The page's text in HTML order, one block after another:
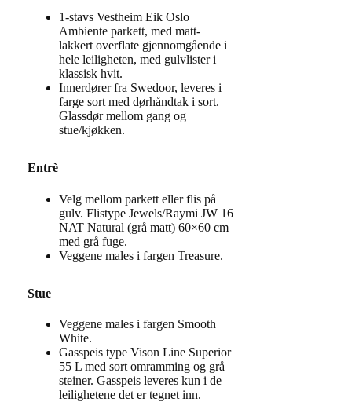
1-stavs Vestheim Eik Oslo
Ambiente parkett, med matt-
lakkert overflate gjennomgående i
hele leiligheten, med gulvlister i
klassisk hvit.
Innerdører fra Swedoor, leveres i
farge sort med dørhåndtak i sort.
Glassdør mellom gang og
stue/kjøkken.
Entrè
Velg mellom parkett eller flis på
gulv. Flistype Jewels/Raymi JW 16
NAT Natural (grå matt) 60×60 cm
med grå fuge.
Veggene males i fargen Treasure.
Stue
Veggene males i fargen Smooth
White.
Gasspeis type Vison Line Superior
55 L med sort omramming og grå
steiner. Gasspeis leveres kun i de
leilighetene det er tegnet inn.